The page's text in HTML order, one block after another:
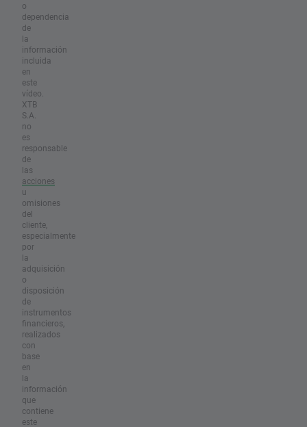
o
dependencia
de
la
información
incluida
en
este
vídeo.
XTB
S.A.
no
es
responsable
de
las
acciones
u
omisiones
del
cliente,
especialmente
por
la
adquisición
o
disposición
de
instrumentos
financieros,
realizados
con
base
en
la
información
que
contiene
este